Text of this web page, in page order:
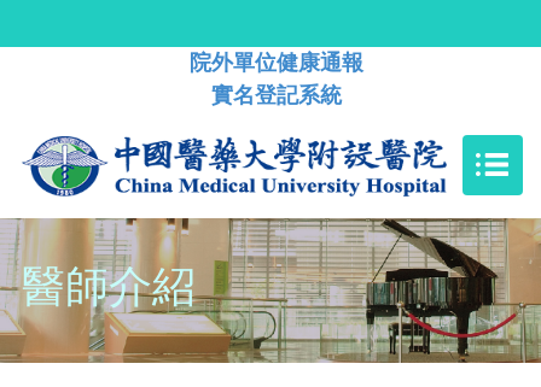
院外單位健康通報
實名登記系統
醫師介紹